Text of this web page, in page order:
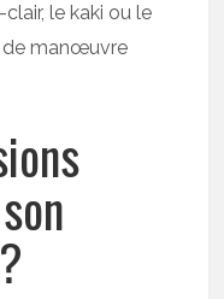
le kaki ou le
de manœuvre